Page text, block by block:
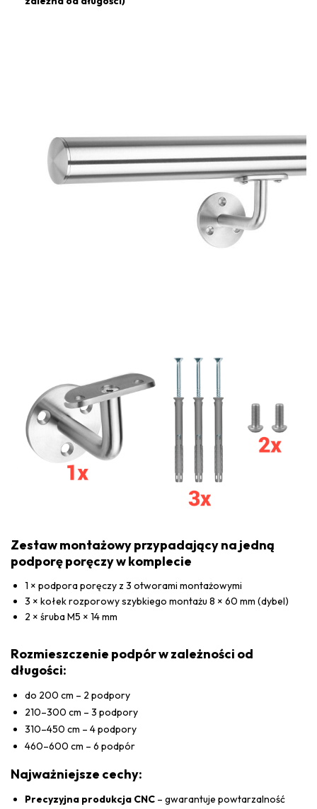
Zestaw montażowy przypadający na jedną
podporę poręczy w komplecie
1 × podpora poręczy z 3 otworami montażowymi
3 × kołek rozporowy szybkiego montażu 8 × 60 mm (dybel)
2 × śruba M5 × 14 mm
Rozmieszczenie podpór w zależności od
długości:
do 200 cm – 2 podpory
210–300 cm – 3 podpory
310–450 cm – 4 podpory
460–600 cm – 6 podpór
Najważniejsze cechy:
Precyzyjna produkcja CNC – gwarantuje powtarzalność